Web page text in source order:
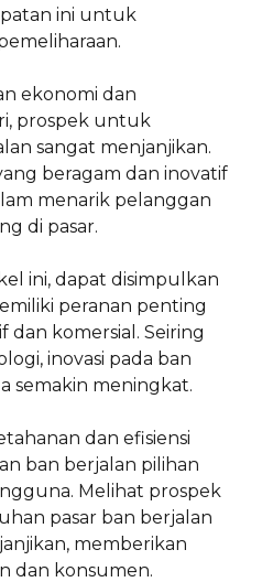
ini untuk
ekonomi dan
prospek untuk
sangat menjanjikan.
beragam dan inovatif
menarik pelanggan
di pasar.
ini, dapat disimpulkan
peranan penting
komersial. Seiring
inovasi pada ban
semakin meningkat.
dan efisiensi
ban berjalan pilihan
Melihat prospek
pasar ban berjalan
memberikan
dan konsumen.